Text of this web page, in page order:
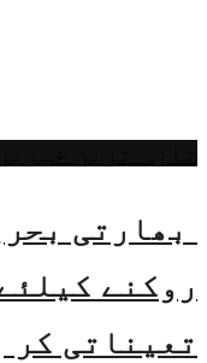
بھارتی
روکنے
تعیناتی کر